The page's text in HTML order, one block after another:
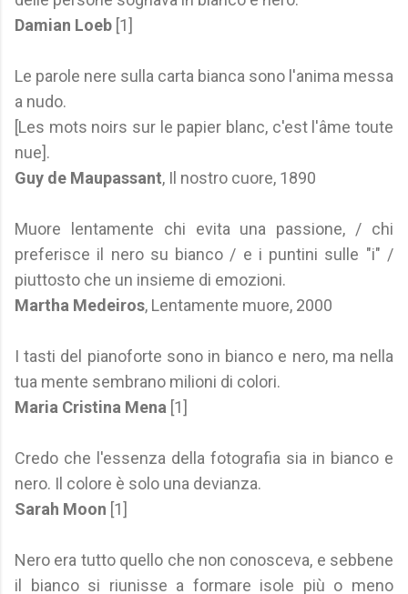
Damian Loeb [1]
Le parole nere sulla carta bianca sono l'anima messa
a nudo.
[Les mots noirs sur le papier blanc, c'est l'âme toute
nue].
Guy de Maupassant, Il nostro cuore, 1890
Muore lentamente chi evita una passione, / chi
preferisce il nero su bianco / e i puntini sulle "i" /
piuttosto che un insieme di emozioni.
Martha Medeiros, Lentamente muore, 2000
I tasti del pianoforte sono in bianco e nero, ma nella
tua mente sembrano milioni di colori.
Maria Cristina Mena [1]
Credo che l'essenza della fotografia sia in bianco e
nero. Il colore è solo una devianza.
Sarah Moon [1]
Nero era tutto quello che non conosceva, e sebbene
il bianco si riunisse a formare isole più o meno